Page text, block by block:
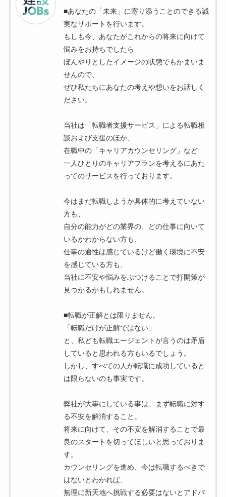
■あなたの「未来」に寄り添うことのできる誠
実なサポートを行います。
もしも今、あなたがこれからの将来に向けて
悩みをお持ちでしたら
ぼんやりとしたイメージの状態でもかまいま
せんので、
ぜひ私たちにあなたの考えや想いをお話しく
ださい。
当社は「転職者支援サービス」による転職相
談および支援のほか、
在職中の「キャリアカウンセリング」など
一人ひとりのキャリアプランを考えるにあた
ってのサービスを行っております。
今はまだ転職しようか具体的に考えていない
方も、
自分の能力がどの業界の、どの仕事に向いて
いるかわからない方も、
仕事の適性は感じているけど働く環境に不安
を感じている方も、
当社に不安や悩みをぶつけることで打開策が
見つかるかもしれません。
■転職が正解とは限りません。
「転職だけが正解ではない」
と、私ども転職エージェントが言うのは矛盾
していると思われる方もいるでしょう。
しかし、すべての人が転職に成功していると
は限らないのも事実です。
弊社が大事にしている事は、まず転職に対す
る不安を解消すること。
将来に向けて、その不安を解消することで最
良のスタートを切ってほしいと思っておりま
す。
カウンセリングを進め、今は転職するべきで
はないとわかれば、
無理に新天地へ挑戦する必要はないとアドバ